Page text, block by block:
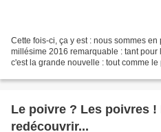
Cette fois-ci, ça y est : nous sommes
millésime 2016 remarquable : tant
c'est la grande nouvelle : tout comme
Le poivre ? Les poivres !
redécouvrir...